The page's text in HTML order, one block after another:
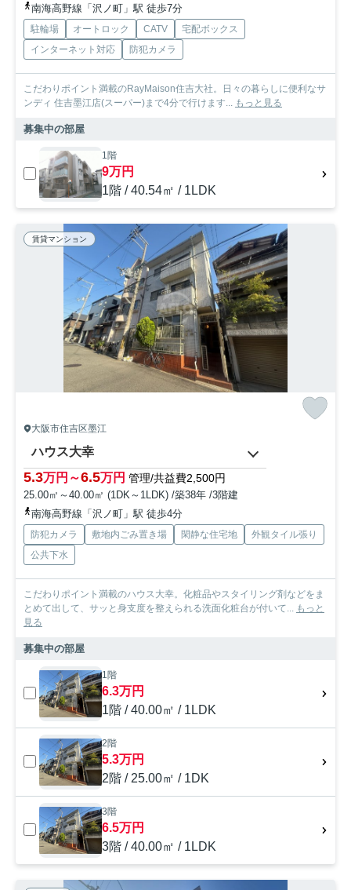
南海高野線「沢ノ町」駅 徒歩7分
駐輪場 オートロック CATV
宅配ボックス
インターネット対応
防犯カメラ
こだわりポイント満載のRayMaison住吉大社。日々の暮らしに便利なサ
ンディ 住吉墨江店(スーパー)まで4分で行けます... もっと見る
募集中の部屋
1階
9万円
1階 / 40.54㎡ / 1LDK
賃貸マンション
大阪市住吉区墨江
ハウス大幸
5.3万円～6.5万円 管理/共益費2,500円
25.00㎡～40.00㎡ (1DK～1LDK) /築38年 /3階建
南海高野線「沢ノ町」駅 徒歩4分
防犯カメラ 敷地内ごみ置き場 閑静な住宅地
外観タイル張り
公共下水
こだわりポイント満載のハウス大幸。化粧品やスタイリング剤などをま
とめて出して、サッと身支度を整えられる洗面化粧台が付いて... もっと
見る
募集中の部屋
1階
6.3万円
1階 / 40.00㎡ / 1LDK
2階
5.3万円
2階 / 25.00㎡ / 1DK
3階
6.5万円
3階 / 40.00㎡ / 1LDK